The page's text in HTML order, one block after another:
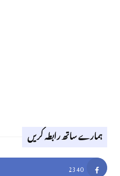
ہمارے ساتھ رابطہ کریں
2340